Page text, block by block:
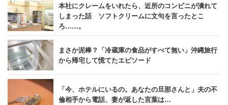
本社にクレームをいれたら、近所のコンビニが潰れて
しまった話 ソフトクリームに文句を言ったとこ
ろ……。
まさか泥棒？「冷蔵庫の食品がすべて無い」沖縄旅行
から帰宅して慌てたエピソード
「今、ホテルにいるの。あなたの旦那さんと」夫の不
倫相手から電話、妻が返した言葉は…